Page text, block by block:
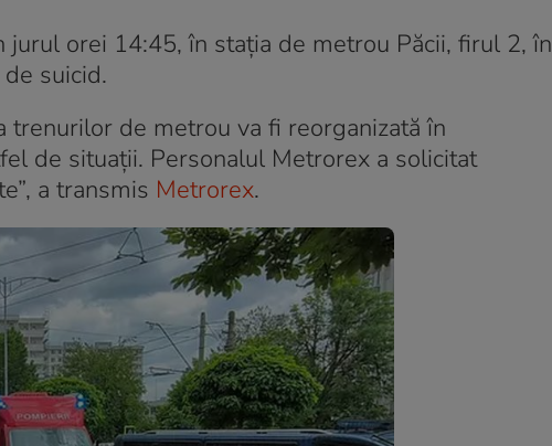
orei 14:45, în stația de metrou Păcii, firul 2, în
suicid.
de metrou va fi reorganizată în
de situații. Personalul Metrorex a solicitat
a transmis Metrorex.